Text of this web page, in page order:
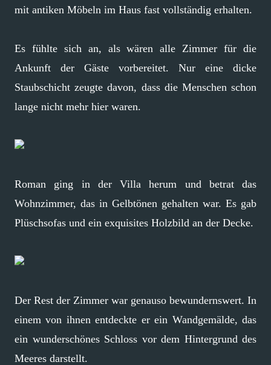
mit antiken Möbeln im Haus fast vollständig erhalten.
Es fühlte sich an, als wären alle Zimmer für die
Ankunft der Gäste vorbereitet. Nur eine dicke
Staubschicht zeugte davon, dass die Menschen schon
lange nicht mehr hier waren.
Roman ging in der Villa herum und betrat das
Wohnzimmer, das in Gelbtönen gehalten war. Es gab
Plüschsofas und ein exquisites Holzbild an der Decke.
Der Rest der Zimmer war genauso bewundernswert. In
einem von ihnen entdeckte er ein Wandgemälde, das
ein wunderschönes Schloss vor dem Hintergrund des
Meeres darstellt.